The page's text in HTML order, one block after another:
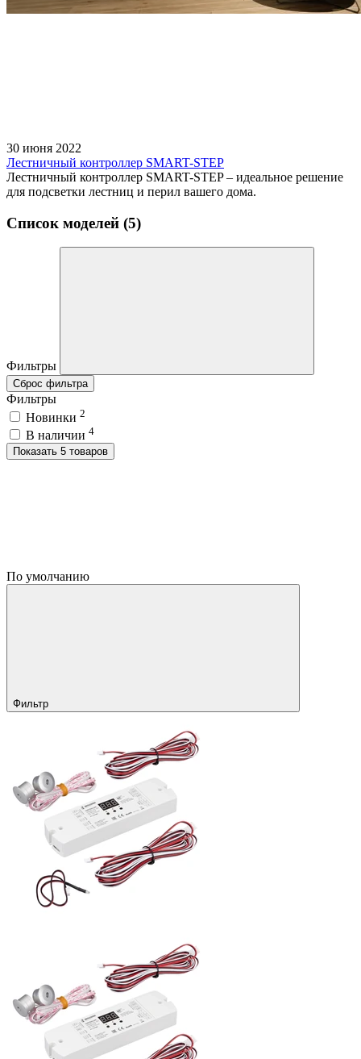
30 июня 2022
Лестничный контроллер SMART-STEP
Лестничный контроллер SMART-STEP – идеальное решение
для подсветки лестниц и перил вашего дома.
Список моделей (5)
Фильтры
Сброс фильтра
Фильтры
Новинки 2
В наличии 4
Показать 5 товаров
По умолчанию
Фильтр